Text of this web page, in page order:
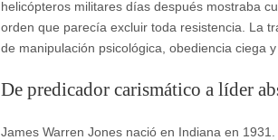
helicópteros militares días después mostraba
orden que parecía excluir toda resistencia. La
de manipulación psicológica, obediencia ciega
De predicador carismático a líder
James Warren Jones nació en Indiana en